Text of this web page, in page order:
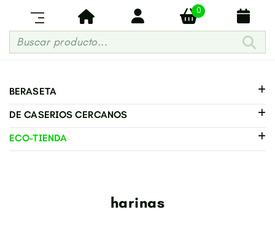
0
Buscar producto...
harinas
BERASETA
DE CASERIOS CERCANOS
ECO-TIENDA